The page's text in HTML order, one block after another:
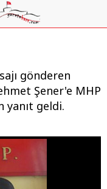
gönderen
Şener'e MHP
yanıt geldi.